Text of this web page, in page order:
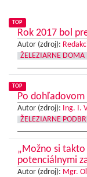
TOP
Rok 2017 bol
Autor (zdroj):
ŽELEZIARNE DOMA
TOP
Po
Autor (zdroj): Ing. I.
ŽELEZIARNE
„Možno si
potenciálnymi
Autor (zdroj): Mgr.